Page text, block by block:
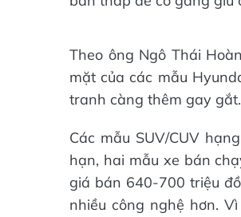
Theo ông Ngô Thái
mặt của các mẫu
tranh càng thêm gay gắt.
Các mẫu SUV/CUV
hạn, hai mẫu xe bán
giá bán 640-700 triệu
nhiều công nghệ hơn.